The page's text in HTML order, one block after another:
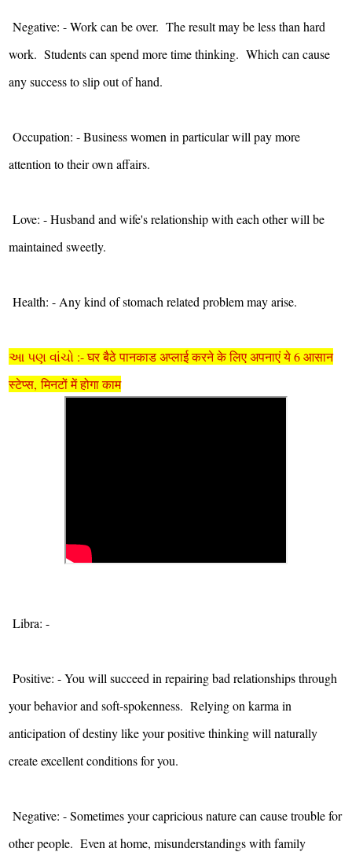
Negative: - Work can be over. The result may be less than hard
work. Students can spend more time thinking. Which can cause
any success to slip out of hand.
Occupation: - Business women in particular will pay more
attention to their own affairs.
Love: - Husband and wife's relationship with each other will be
maintained sweetly.
Health: - Any kind of stomach related problem may arise.
આ પણ વાંચો :- घर बैठे पानकाड अप्लाई करने के लिए अपनाएं ये 6 आसान
स्टेप्स, मिनटों में होगा काम
Libra: -
Positive: - You will succeed in repairing bad relationships through
your behavior and soft-spokenness. Relying on karma in
anticipation of destiny like your positive thinking will naturally
create excellent conditions for you.
Negative: - Sometimes your capricious nature can cause trouble for
other people. Even at home, misunderstandings with family